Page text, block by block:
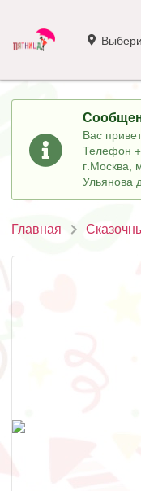
Вас
Телефон
г.Москва,
Ульянова
Главная